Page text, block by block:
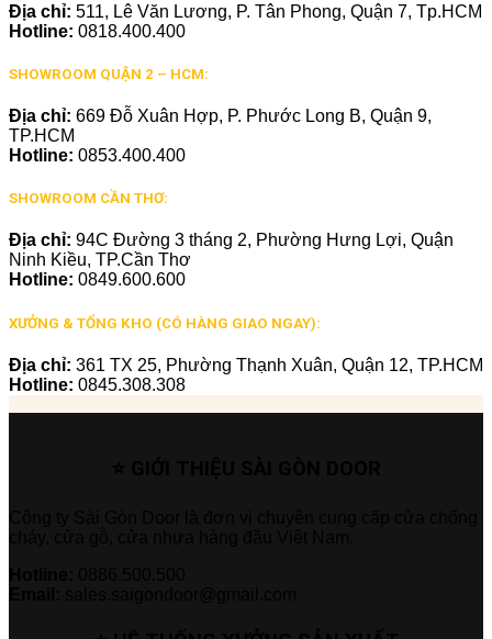
Địa chỉ: 511, Lê Văn Lương, P. Tân Phong, Quận 7, Tp.HCM
Hotline: 0818.400.400
SHOWROOM QUẬN 2 – HCM:
Địa chỉ: 669 Đỗ Xuân Hợp, P. Phước Long B, Quận 9,
TP.HCM
Hotline: 0853.400.400
SHOWROOM CẦN THƠ:
Địa chỉ: 94C Đường 3 tháng 2, Phường Hưng Lợi, Quận
Ninh Kiều, TP.Cần Thơ
Hotline: 0849.600.600
XƯỞNG & TỔNG KHO (CÓ HÀNG GIAO NGAY):
Địa chỉ: 361 TX 25, Phường Thạnh Xuân, Quận 12, TP.HCM
Hotline: 0845.308.308